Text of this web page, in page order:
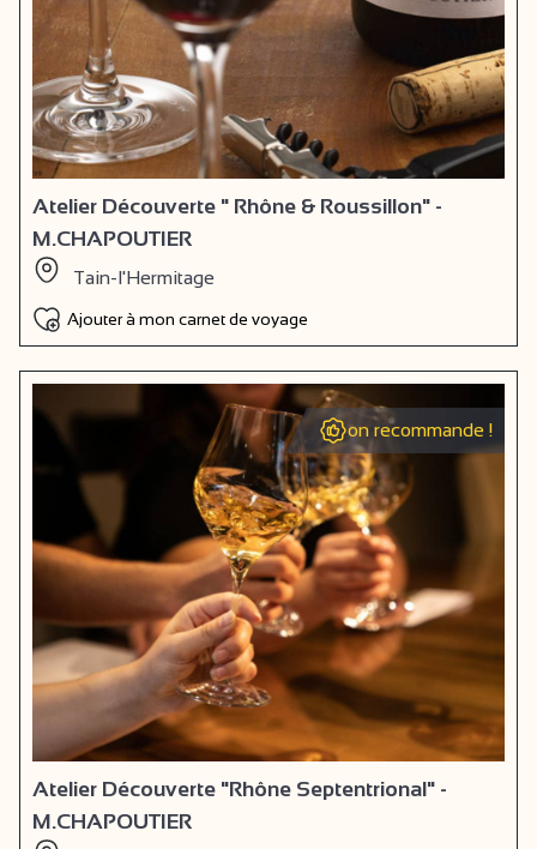
Atelier Découverte " Rhône & Roussillon" -
M.CHAPOUTIER
Tain-l'Hermitage
Ajouter à mon carnet de voyage
on recommande !
Atelier Découverte "Rhône Septentrional" -
M.CHAPOUTIER